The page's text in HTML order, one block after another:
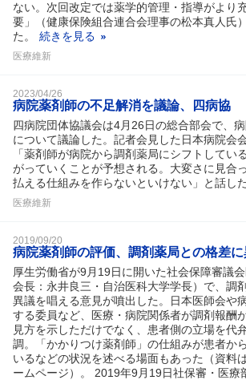
ない。次回改定では薬学的管理・指導がより
要」（健康保険組合連合会理事の松本真人氏
た。
続きを見る
医療維新
2023/04/26
病院薬剤師の不足解消を議論、四病協
四病院団体協議会は4月26日の総合部会で、
について議論した。記者会見した日本病院会
「薬剤師が病院から調剤薬局にシフトしてい
がっていくことが予想される。大変さに見合
払える仕組みを作らないといけない」と話した
医療維新
2019/09/20
病院薬剤師の評価、調剤薬局との格差
厚生労働省が9月19日に開いた社会保障審議
会長：永井良三・自治医科大学学長）で、調
異議を唱える意見が噴出した。日本医師会や
する委員など、医療・病院関係者が調剤報酬
見方を示しただけでなく、患者側の立場を代
調。「かかりつけ薬剤師」の仕組みが患者か
いるなどの状況を述べる場面もあった（資料
ームページ）。 2019年9月19日社保審・医療